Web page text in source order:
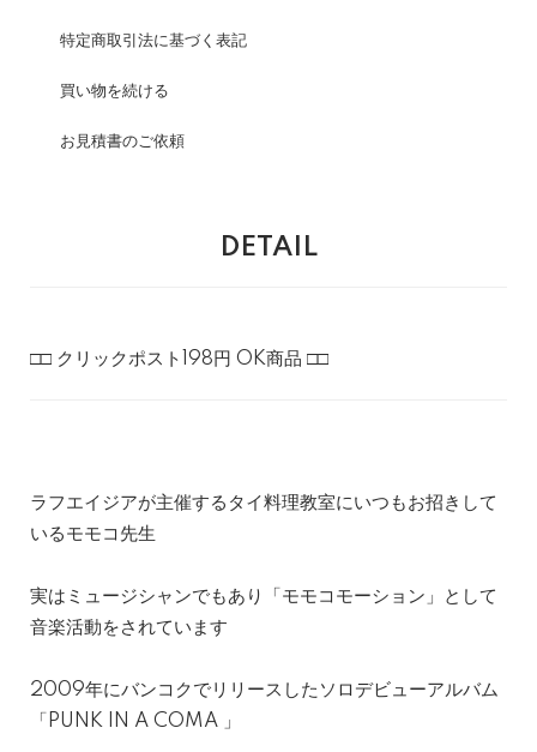
特定商取引法に基づく表記
買い物を続ける
お見積書のご依頼
DETAIL
□□ クリックポスト198円 OK商品 □□
ラフエイジアが主催するタイ料理教室にいつもお招きして
いるモモコ先生
実はミュージシャンでもあり「モモコモーション」として
音楽活動をされています
2009年にバンコクでリリースしたソロデビューアルバム
「PUNK IN A COMA 」